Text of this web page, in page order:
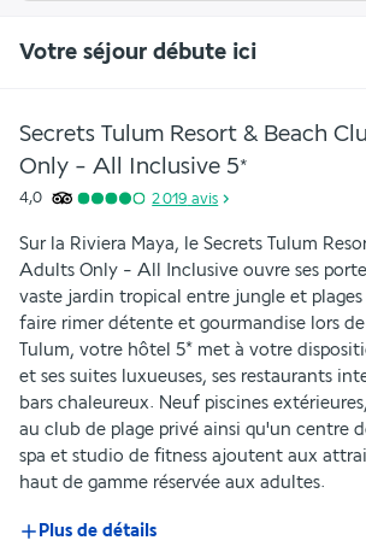
Votre séjour débute ici
Secrets Tulum Resort & Beach
Only - All Inclusive 5*
4,0 2 019 avis
Sur la Riviera Maya, le Secrets Tulum
Adults Only - All Inclusive ouvre ses
vaste jardin tropical entre jungle et
faire rimer détente et gourmandise lors de
Tulum, votre hôtel 5* met à votre
et ses suites luxueuses, ses restaurants
bars chaleureux. Neuf piscines
au club de plage privé ainsi qu'un centre
spa et studio de fitness ajoutent aux
haut de gamme réservée aux adultes.
Plus de détails